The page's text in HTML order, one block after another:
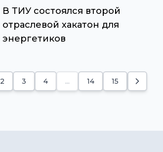
В ТИУ состоялся второй
отраслевой хакатон для
энергетиков
2 3 4 ... 14 15